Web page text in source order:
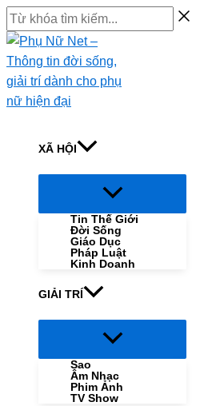
Skip
to
content
Từ
khóa
tìm
kiếm...
XÃ HỘI
Menu
Tin Thế Giới
Đời Sống
Giáo Dục
Pháp Luật
Kinh Doanh
GIẢI TRÍ
Menu
Sao
Âm Nhạc
Phim Ảnh
TV Show